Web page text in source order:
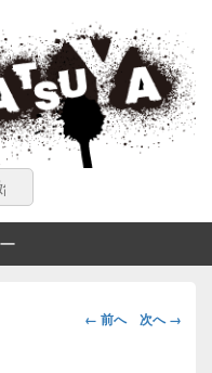
交えて公開しています。
画
← 前へ 次へ →